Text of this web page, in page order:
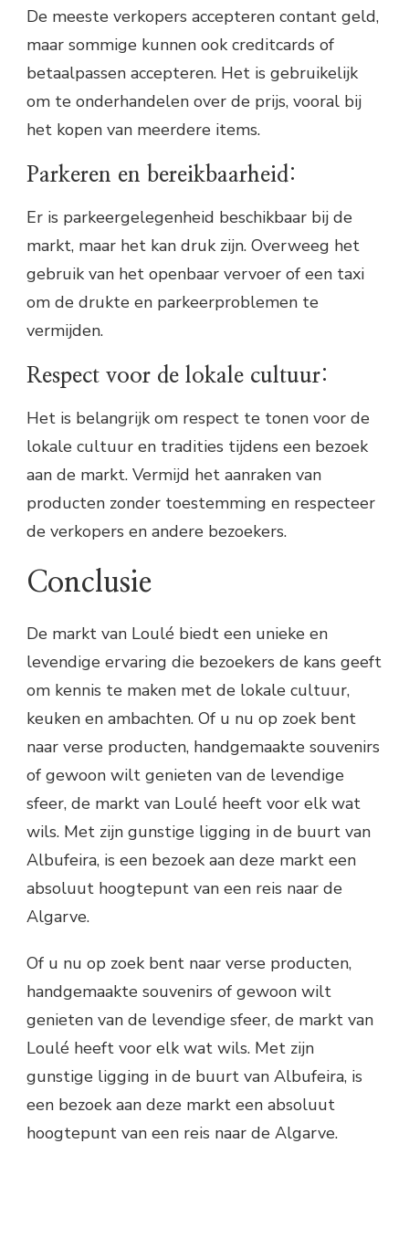
De meeste verkopers accepteren contant geld,
maar sommige kunnen ook creditcards of
betaalpassen accepteren. Het is gebruikelijk
om te onderhandelen over de prijs, vooral bij
het kopen van meerdere items.
Parkeren en bereikbaarheid:
Er is parkeergelegenheid beschikbaar bij de
markt, maar het kan druk zijn. Overweeg het
gebruik van het openbaar vervoer of een taxi
om de drukte en parkeerproblemen te
vermijden.
Respect voor de lokale cultuur:
Het is belangrijk om respect te tonen voor de
lokale cultuur en tradities tijdens een bezoek
aan de markt. Vermijd het aanraken van
producten zonder toestemming en respecteer
de verkopers en andere bezoekers.
Conclusie
De markt van Loulé biedt een unieke en
levendige ervaring die bezoekers de kans geeft
om kennis te maken met de lokale cultuur,
keuken en ambachten. Of u nu op zoek bent
naar verse producten, handgemaakte souvenirs
of gewoon wilt genieten van de levendige
sfeer, de markt van Loulé heeft voor elk wat
wils. Met zijn gunstige ligging in de buurt van
Albufeira, is een bezoek aan deze markt een
absoluut hoogtepunt van een reis naar de
Algarve.
Of u nu op zoek bent naar verse producten,
handgemaakte souvenirs of gewoon wilt
genieten van de levendige sfeer, de markt van
Loulé heeft voor elk wat wils. Met zijn
gunstige ligging in de buurt van Albufeira, is
een bezoek aan deze markt een absoluut
hoogtepunt van een reis naar de Algarve.